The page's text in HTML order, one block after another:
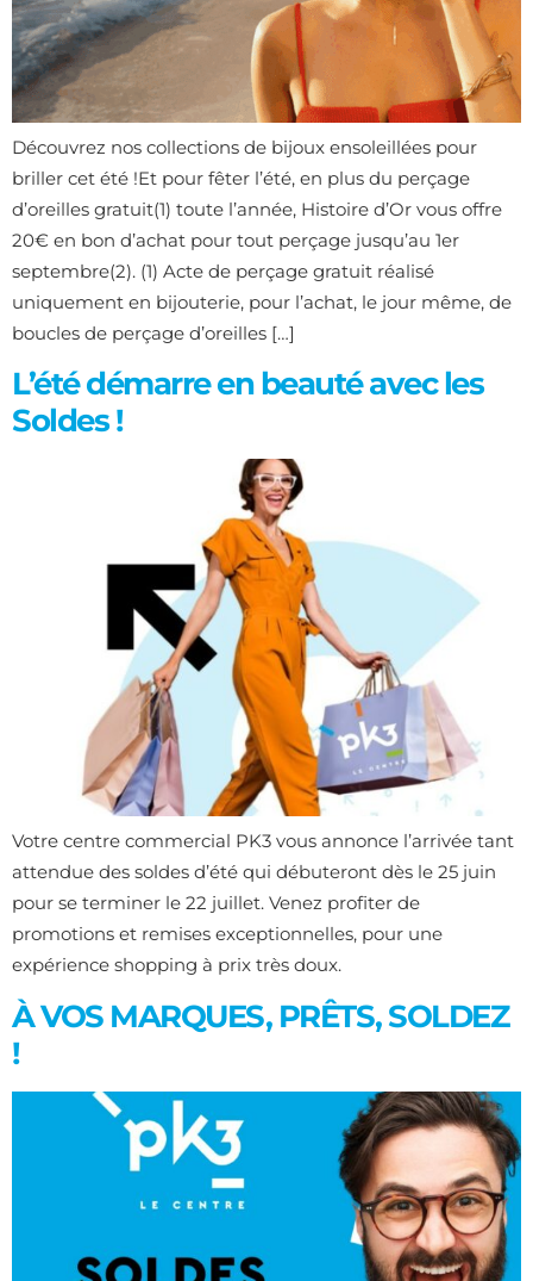
Découvrez nos collections de bijoux ensoleillées pour
briller cet été !Et pour fêter l’été, en plus du perçage
d’oreilles gratuit(1) toute l’année, Histoire d’Or vous offre
20€ en bon d’achat pour tout perçage jusqu’au 1er
septembre(2). (1) Acte de perçage gratuit réalisé
uniquement en bijouterie, pour l’achat, le jour même, de
boucles de perçage d’oreilles […]
L’été démarre en beauté avec les
Soldes !
Votre centre commercial PK3 vous annonce l’arrivée tant
attendue des soldes d’été qui débuteront dès le 25 juin
pour se terminer le 22 juillet. Venez profiter de
promotions et remises exceptionnelles, pour une
expérience shopping à prix très doux.
À VOS MARQUES, PRÊTS, SOLDEZ
!